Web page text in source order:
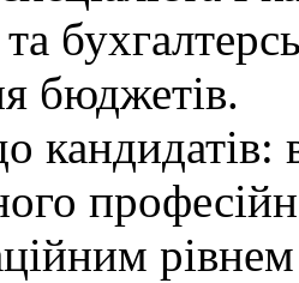
та
бюджетів.
кандидатів: